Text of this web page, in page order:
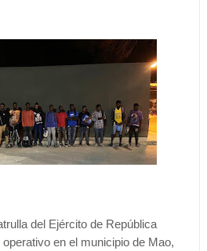
del Ejército de República
en el municipio de Mao,